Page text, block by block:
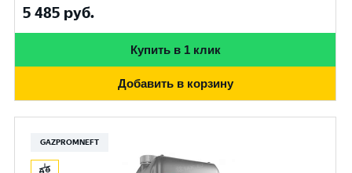
5 485 руб.
Купить в 1 клик
Добавить в корзину
GAZPROMNEFT